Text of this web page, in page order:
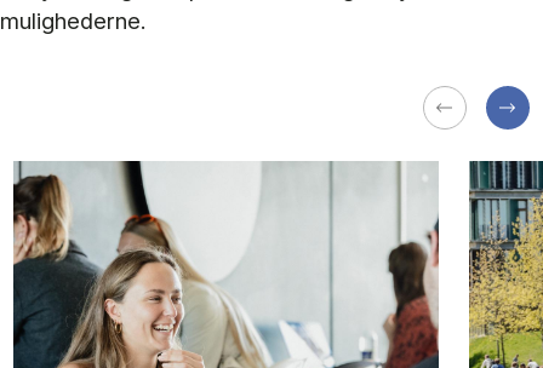
mulighederne.